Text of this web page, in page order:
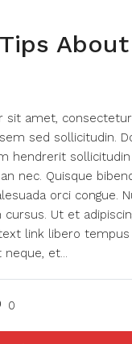
sit amet, consectetur
sed sollicitudin.
hendrerit
nec. Quisque
orci congue.
Ut et
link libero tempus
et...
0